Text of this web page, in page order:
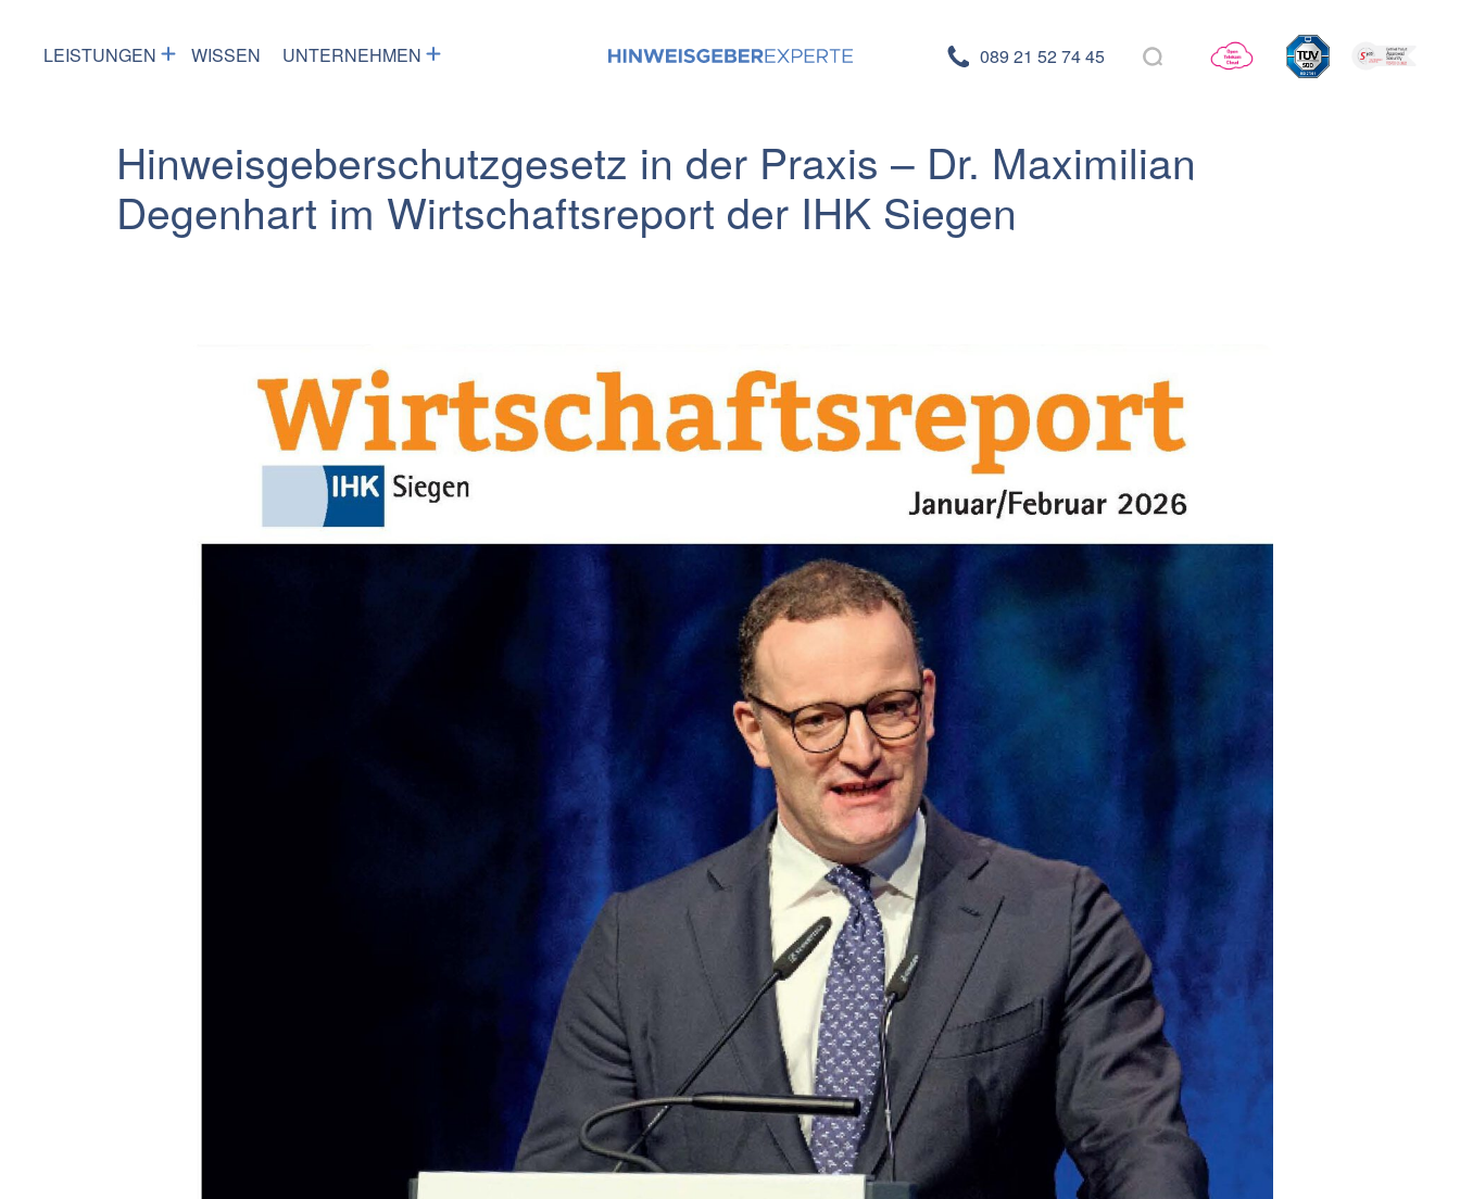
LEISTUNGEN WISSEN UNTERNEHMEN 089 21 52 74 45
Hinweisgeberschutzgesetz in der Praxis – Dr. Maximilian
Degenhart im Wirtschaftsreport der IHK Siegen